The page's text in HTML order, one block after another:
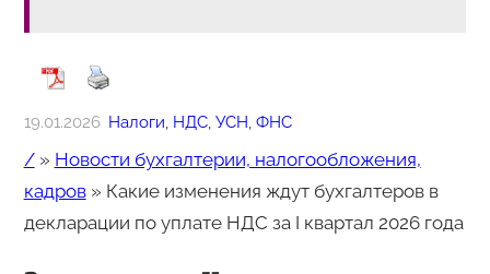
19.01.2026 Налоги, НДС, УСН, ФНС
/» Новости бухгалтерии, налогообложения,
кадров» Какие изменения ждут бухгалтеров в
декларации по уплате НДС за I квартал 2026 года